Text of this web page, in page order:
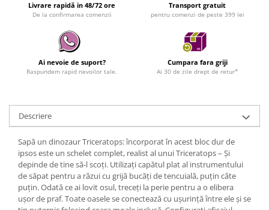
Livrare rapidă in 48/72 ore
De la confirmarea comenzii
Transport gratuit
pentru comenzi de peste 399 lei
Ai nevoie de suport?
Raspundem rapid nevoilor tale.
Cumpara fara griji
Ai 30 de zile drept de retur*
Descriere
Sapă un dinozaur Triceratops: încorporat în acest bloc dur de
ipsos este un schelet complet, realist al unui Triceratops – Și
depinde de tine să-l scoți. Utilizați capătul plat al instrumentului
de săpat pentru a răzui cu grijă bucăți de tencuială, puțin câte
puțin. Odată ce ai lovit osul, treceți la perie pentru a o elibera
ușor de praf. Toate oasele se conectează cu ușurință între ele și se